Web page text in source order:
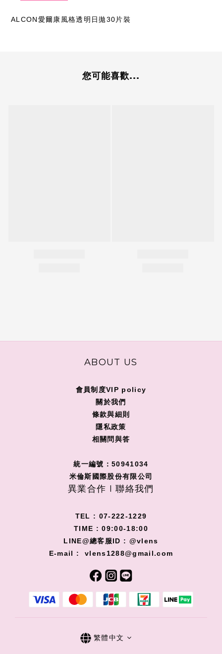
ALCON愛爾康風格透明日拋30片裝
您可能喜歡...
ABOUT US
會員制度VIP policy
關於我們
條款與細則
隱私政策
相關問與答
統一編號：50941034
米倫斯國際股份有限公司
異業合作 I 聯絡我們
TEL : 07-222-1229
TIME : 09:00-18:00
LINE@總客服ID : @vlens
E-mail : vlens1288@gmail.com
繁體中文